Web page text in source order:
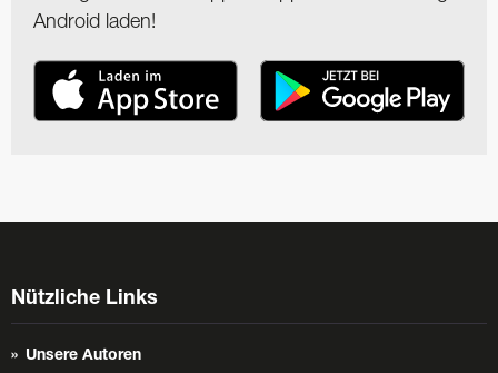
Android laden!
Nützliche Links
Unsere Autoren